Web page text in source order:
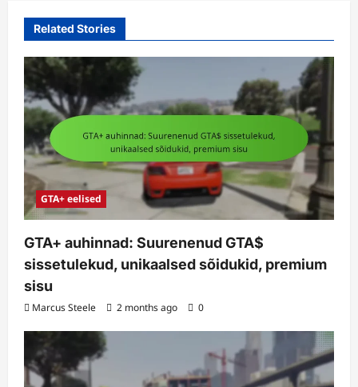
Related Stories
GTA+ eelised
GTA+ auhinnad: Suurenenud GTA$
sissetulekud, unikaalsed sõidukid, premium
sisu
Marcus Steele 2 months ago 0